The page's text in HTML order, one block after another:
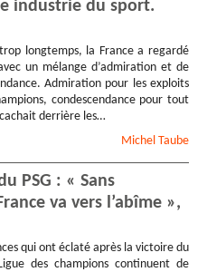
industrie du sport.
longtemps, la France a regardé
un mélange d’admiration et de
Admiration pour les exploits
condescendance pour tout
derrière les…
Michel Taube
PSG : « Sans
va vers l’abîme »,
qui ont éclaté après la victoire du
des champions continuent de